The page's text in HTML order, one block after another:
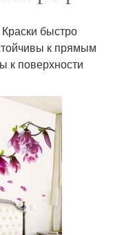
быстро
к прямым
к поверхности